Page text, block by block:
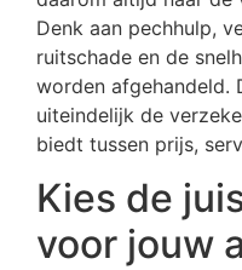
Denk aan pechhulp,
ruitschade en de
worden afgehandeld.
uiteindelijk de
biedt tussen prijs,
Kies de
voor jouw